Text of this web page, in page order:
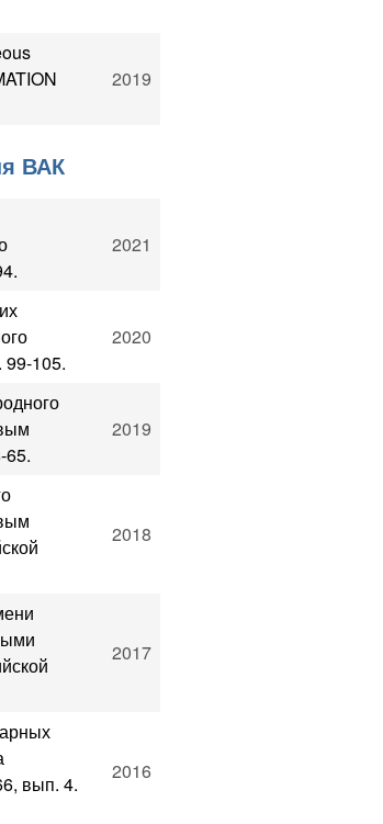
2019
ВАК
2021
99-105.
2020
65.
2019
2018
2017
вып. 4.
2016